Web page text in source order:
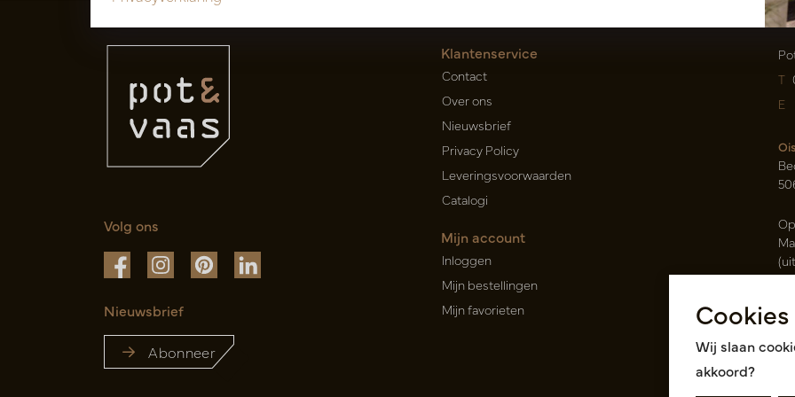
Volg ons
Nieuwsbrief
Abonneer
Klantenservice
Contact
Over ons
Nieuwsbrief
Privacy Policy
Leveringsvoorwaarden
Catalogi
Mijn account
Inloggen
Mijn bestellingen
Mijn favorieten
T
E
Cookies
Wij slaan
akkoord?